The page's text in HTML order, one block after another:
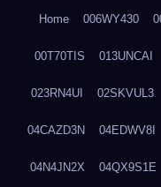
Home 006WY430
00T70TIS 013UNCAI
023RN4UI 02SKVUL3
04CAZD3N 04EDWV8I
04N4JN2X 04QX9S1E